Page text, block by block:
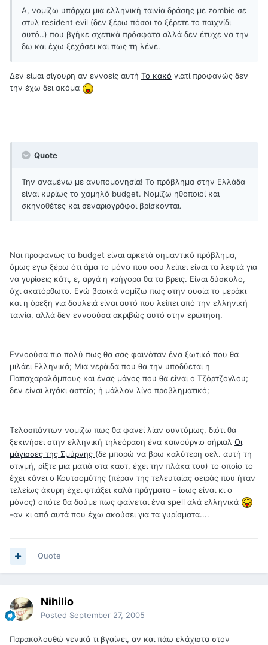
Α, νομίζω υπάρχει μια ελληνική ταινία δράσης με zombie σε
στυλ resident evil (δεν ξέρω πόσοι το ξέρετε το παιχνίδι
αυτό..) που βγήκε σχετικά πρόσφατα αλλά δεν έτυχε να την
δω και έχω ξεχάσει και πως τη λένε.
Δεν είμαι σίγουρη αν εννοείς αυτή Το κακό γιατί προφανώς δεν
την έχω δει ακόμα
Quote
Την αναμένω με ανυπομονησία! Το πρόβλημα στην Ελλάδα
είναι κυρίως το χαμηλό budget. Νομίζω ηθοποιοί και
σκηνοθέτες και σεναριογράφοι βρίσκονται.
Ναι προφανώς τα budget είναι αρκετά σημαντικό πρόβλημα,
όμως εγώ ξέρω ότι άμα το μόνο που σου λείπει είναι τα λεφτά για
να γυρίσεις κάτι, ε, αργά η γρήγορα θα τα βρεις. Είναι δύσκολο,
όχι ακατόρθωτο. Εγώ βασικά νομίζω πως στην ουσία το μεράκι
και η όρεξη για δουλειά είναι αυτό που λείπει από την ελληνική
ταινία, αλλά δεν εννοούσα ακριβώς αυτό στην ερώτηση.
Εννοούσα πιο πολύ πως θα σας φαινόταν ένα ξωτικό που θα
μιλάει Ελληνικά; Μια νεράιδα που θα την υποδύεται η
Παπαχαραλάμπους και ένας μάγος που θα είναι ο Τζόρτζογλου;
δεν είναι λιγάκι αστείο; ή μάλλον λίγο προβληματικό;
Τελοσπάντων νομίζω πως θα φανεί λίαν συντόμως, διότι θα
ξεκινήσει στην ελληνική τηλεόραση ένα καινούργιο σήριαλ Οι
μάγισσες της Σμύρνης (δε μπορώ να βρω καλύτερη σελ. αυτή τη
στιγμή, ρίξτε μια ματιά στα καστ, έχει την πλάκα του) το οποίο το
έχει κάνει ο Κουτσομύτης (πέραν της τελευταίας σειράς που ήταν
τελείως άκυρη έχει φτιάξει καλά πράγματα - ίσως είναι κι ο
μόνος) οπότε θα δούμε πως φαίνεται ένα spell αλά ελληνικά
-αν κι από αυτά που έχω ακούσει για τα γυρίσματα....
Quote
Nihilio
Posted September 27, 2005
Παρακολουθώ γενικά τι βγαίνει, αν και πάω ελάχιστα στον